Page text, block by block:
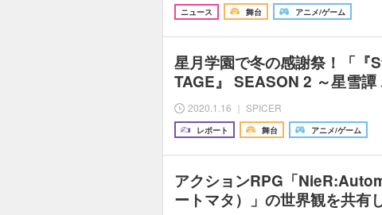
ニュース 舞台 アニメ/ゲーム
星月学園で冬の感謝祭！「
TAGE』 SEASON 2 ～星雪
2020.1.16 ｜ SPICER
レポート 舞台 アニメ/ゲーム
アクションRPG「
ートマタ）」の世界観を共有